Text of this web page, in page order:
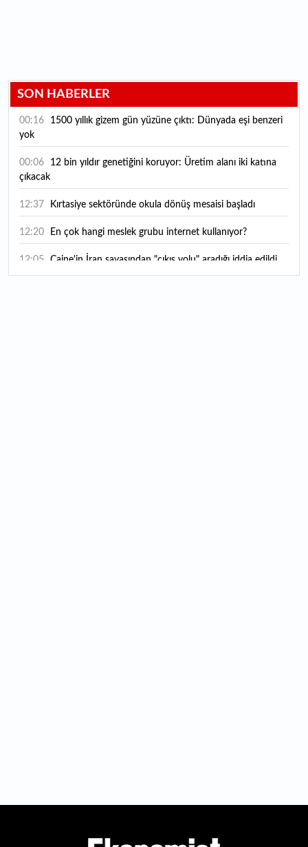
SON HABERLER
00:16
yok
00:06
çıkacak
12:37 Kırtasiye sektöründe okula dönüş mesaisi başladı
12:20 En çok hangi meslek grubu internet kullanıyor?
12:05 Caine'in İran savaşından "çıkış yolu" aradığı iddia edildi